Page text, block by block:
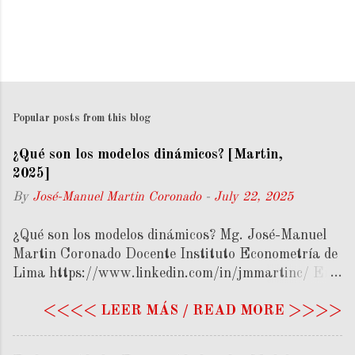
Popular posts from this blog
¿Qué son los modelos dinámicos? [Martin,
2025]
By José-Manuel Martin Coronado - July 22, 2025
¿Qué son los modelos dinámicos? Mg. José-Manuel
Martin Coronado Docente Instituto Econometría de
Lima https://www.linkedin.com/in/jmmartinc/ En
en la economía dinámica, destacando la importancia
<<<< LEER MÁS / READ MORE >>>>